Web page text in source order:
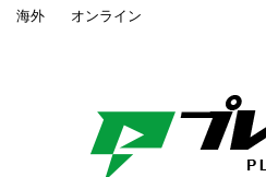
海外 オンライン